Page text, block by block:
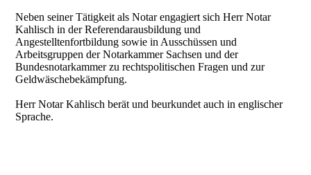
Neben seiner Tätigkeit als Notar engagiert sich Herr Notar
Kahlisch in der Referendarausbildung und
Angestelltenfortbildung sowie in Ausschüssen und
Arbeitsgruppen der Notarkammer Sachsen und der
Bundesnotarkammer zu rechtspolitischen Fragen und zur
Geldwäschebekämpfung.
Herr Notar Kahlisch berät und beurkundet auch in englischer
Sprache.